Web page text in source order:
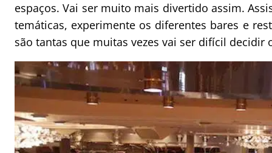
espaços. Vai ser muito mais divertido assim.
temáticas, experimente os diferentes bares e
são tantas que muitas vezes vai ser difícil decidir